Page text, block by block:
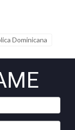
Dominicana